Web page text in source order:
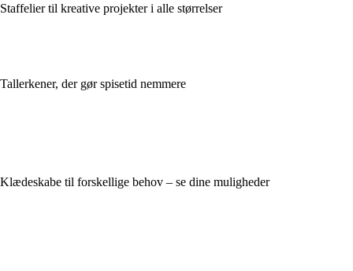
Staffelier til kreative projekter i alle størrelser
Tallerkener, der gør spisetid nemmere
Klædeskabe til forskellige behov – se dine muligheder